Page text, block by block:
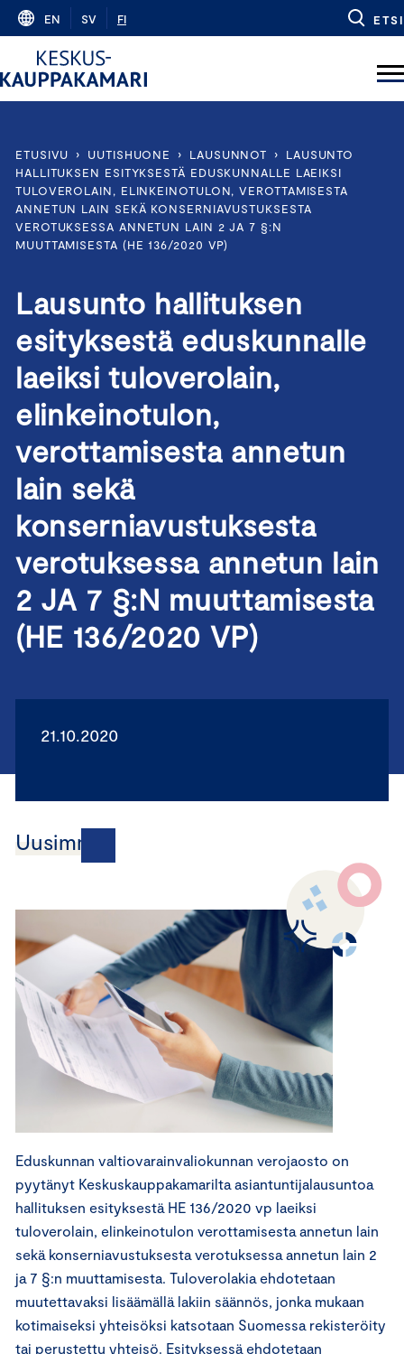
Skip
content
EN SV FI ETSI
ETUSIVU › UUTISHUONE › LAUSUNNOT ›
LAUSUNTO
HALLITUKSEN ESITYKSESTÄ EDUSKUNNALLE LAEIKSI
TULOVEROLAIN, ELINKEINOTULON, VEROTTAMISESTA
ANNETUN LAIN SEKÄ KONSERNIAVUSTUKSESTA
VEROTUKSESSA ANNETUN LAIN 2 JA 7 §:N
MUUTTAMISESTA (HE 136/2020 VP)
Lausunto hallituksen
esityksestä eduskunnalle
laeiksi tuloverolain,
elinkeinotulon,
verottamisesta annetun
lain sekä
konserniavustuksesta
verotuksessa annetun lain
2 JA 7 §:N muuttamisesta
(HE 136/2020 VP)
21.10.2020
Uusimmat
Eduskunnan valtiovarainvaliokunnan verojaosto on
pyytänyt Keskuskauppakamarilta asiantuntijalausuntoa
hallituksen esityksestä HE 136/2020 vp laeiksi
tuloverolain, elinkeinotulon verottamisesta annetun lain
sekä konserniavustuksesta verotuksessa annetun lain 2
ja 7 §:n muuttamisesta. Tuloverolakia ehdotetaan
muutettavaksi lisäämällä lakiin säännös, jonka mukaan
kotimaiseksi yhteisöksi katsotaan Suomessa rekisteröity
tai perustettu yhteisö. Esityksessä ehdotetaan